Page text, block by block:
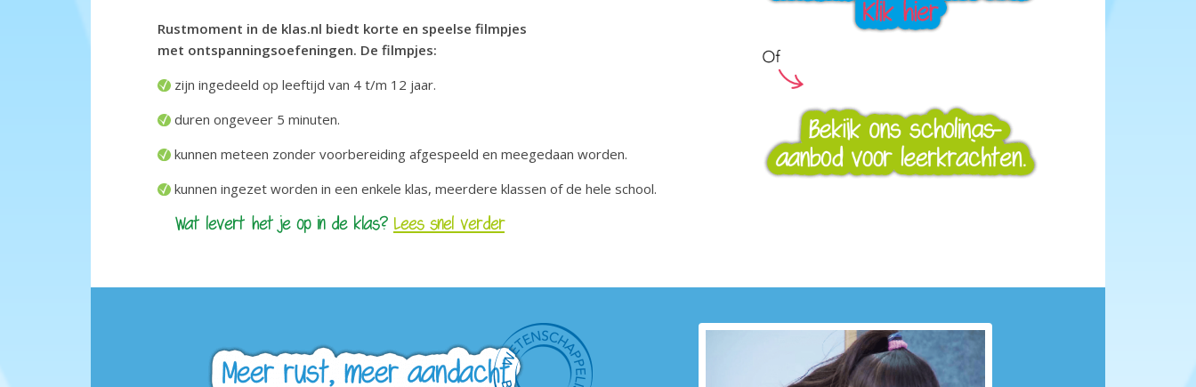
Rustmoment in de klas.nl biedt korte en speelse filmpjes
met ontspanningsoefeningen. De filmpjes:
zijn ingedeeld op leeftijd van 4 t/m 12 jaar.
duren ongeveer 5 minuten.
kunnen meteen zonder voorbereiding afgespeeld en meegedaan worden.
kunnen ingezet worden in een enkele klas, meerdere klassen of de hele school.
Wat levert het je op in de klas? Lees snel verder